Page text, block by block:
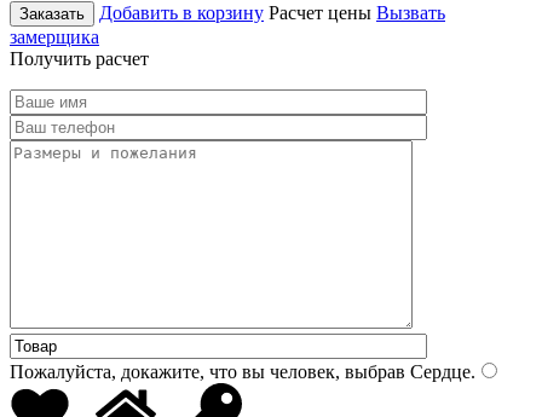
Заказать Добавить в корзину Расчет цены Вызвать
замерщика
Получить расчет
Пожалуйста, докажите, что вы человек, выбрав Сердце.